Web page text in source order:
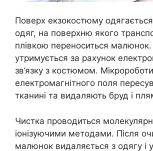
Поверх екзокостюму
одяг, на поверхню якого
плівкою переноситься
утримується за рахунок
зв’язку з костюмом.
електромагнітного поля
тканині та видаляють бруд і
Чистка проводиться
іонізуючими методами. Після
малюнок видаляється з одягу і